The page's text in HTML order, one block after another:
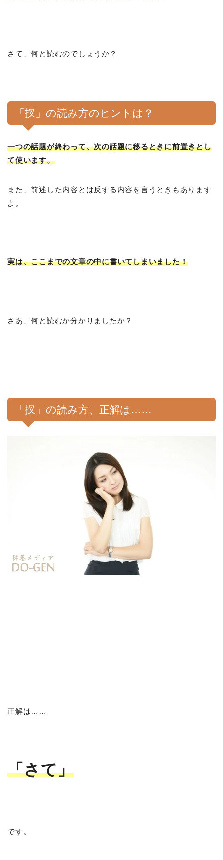
さて、何と読むのでしょうか？
「扠」の読み方のヒントは？
一つの話題が終わって、次の話題に移るときに前置きとし
て使います。
また、前述した内容とは反する内容を言うときもあります
よ。
実は、ここまでの文章の中に書いてしまいました！
さあ、何と読むか分かりましたか？
「扠」の読み方、正解は……
正解は……
「さて」
です。